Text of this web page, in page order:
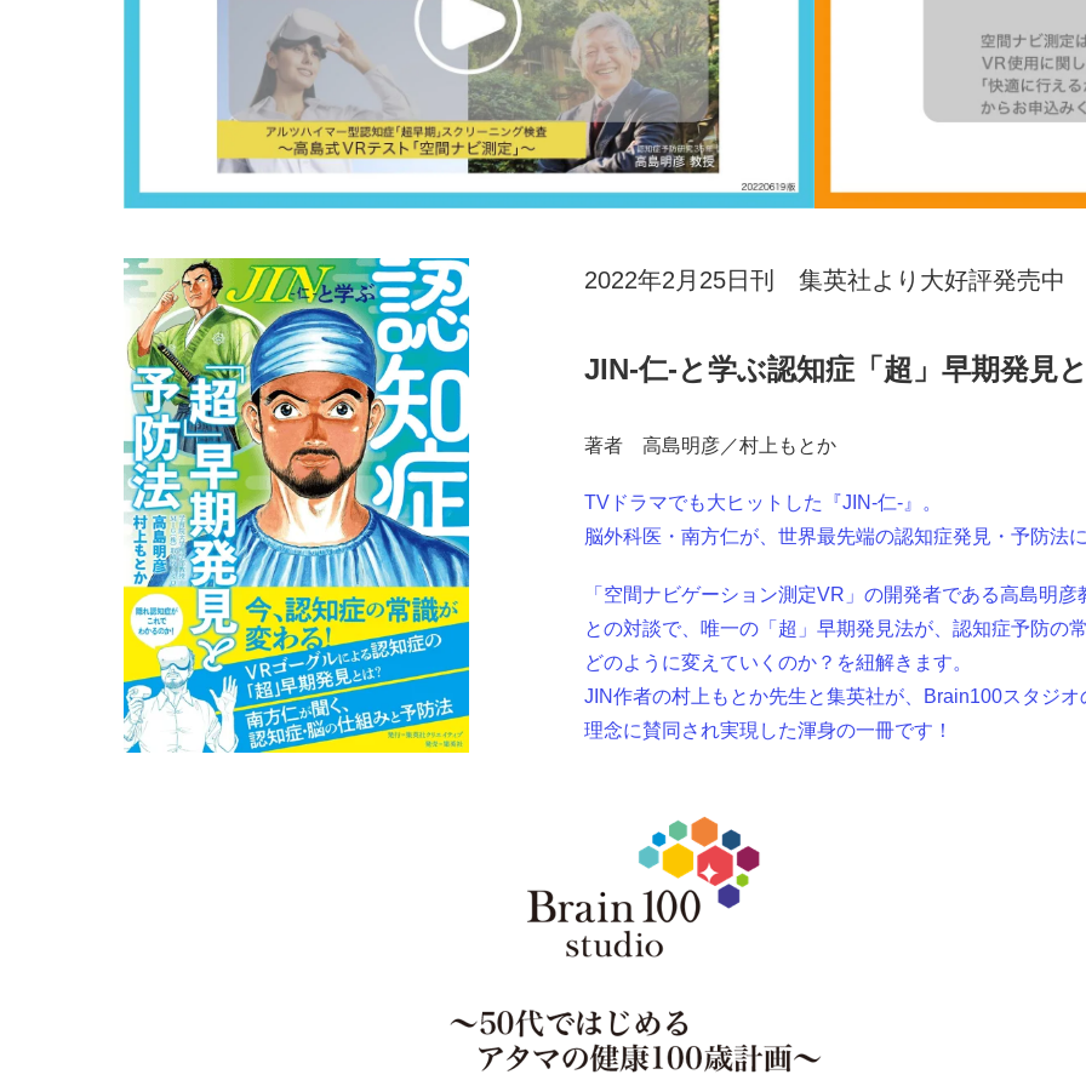
2022年2月25日刊 集英社より大好評発売中
JIN-仁-と学ぶ認知症「超」早期発見
著者 高島明彦／村上もとか
TVドラマでも大ヒットした『JIN-仁-』。
脳外科医・南方仁が、世界最先端の認知症発見・予防法に
「空間ナビゲーション測定VR」の開発者である高島明彦
との対談で、唯一の「超」早期発見法が、認知症予防の
どのように変えていくのか？を紐解きます。
JIN作者の村上もとか先生と集英社が、Brain100スタジオ
理念に賛同され実現した渾身の一冊です！